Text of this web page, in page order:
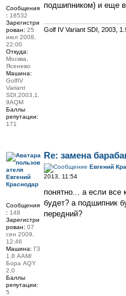
подшипником) и еще
Golf IV Variant SDI, 2003,
Сообщения
: 18532
Зарегистри
рован: 25
июл 2008,
22:00
Откуда:
Москва,
Ясенево
Машина:
GolfIV
Variant
SDI,2003,1.
9AQM
Баллы
репутации:
171
Re: замена
Евгений
2013, 11:54
понятно... а если все
будет? а подшипник
передний?
Евгений
Краснодар
Сообщения
: 148
Зарегистри
рован: 07
сен 2009,
12:46
Машина: Г3
1.8 ААМ/
Бора АQY
2.0
Баллы
репутации:
5